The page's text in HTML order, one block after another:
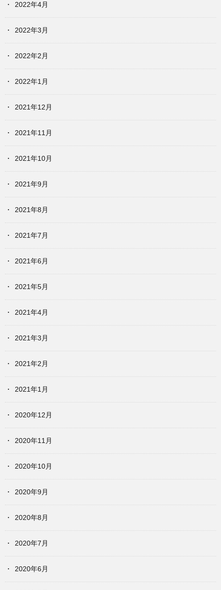
2022年4月
2022年3月
2022年2月
2022年1月
2021年12月
2021年11月
2021年10月
2021年9月
2021年8月
2021年7月
2021年6月
2021年5月
2021年4月
2021年3月
2021年2月
2021年1月
2020年12月
2020年11月
2020年10月
2020年9月
2020年8月
2020年7月
2020年6月